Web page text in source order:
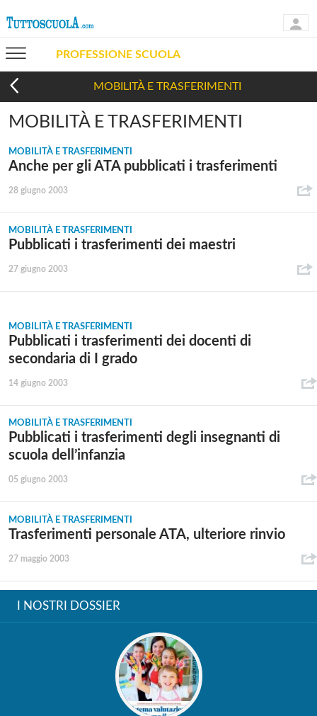
PROFESSIONE SCUOLA
MOBILITÀ E TRASFERIMENTI
MOBILITÀ E TRASFERIMENTI
MOBILITÀ E TRASFERIMENTI
Anche per gli ATA pubblicati i trasferimenti
28 giugno 2003
MOBILITÀ E TRASFERIMENTI
Pubblicati i trasferimenti dei maestri
27 giugno 2003
MOBILITÀ E TRASFERIMENTI
Pubblicati i trasferimenti dei docenti di
secondaria di I grado
14 giugno 2003
MOBILITÀ E TRASFERIMENTI
Pubblicati i trasferimenti degli insegnanti di
scuola dell’infanzia
05 giugno 2003
MOBILITÀ E TRASFERIMENTI
Trasferimenti personale ATA, ulteriore rinvio
27 maggio 2003
I NOSTRI DOSSIER